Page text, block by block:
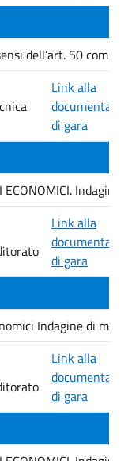
dell’art. 50
Link alla
di gara
ECONOMICI.
Link alla
di gara
Indagine di
Link alla
di gara